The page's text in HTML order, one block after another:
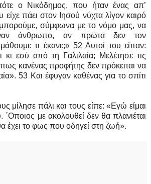
ο Νικόδημος, που ήταν ένας απ’
είχε πάει στον Ιησού νύχτα λίγον καιρό
σύμφωνα με το νόμο μας, να
έναν άνθρωπο, αν πρώτα δεν τον
τι έκανε;» 52 Αυτοί του είπαν:
εσύ από τη Γαλιλαία; Μελέτησε τις
κανένας προφήτης δεν πρόκειται να
53 Και έφυγαν καθένας για το σπίτι
μίλησε πάλι και τους είπε: «Εγώ είμαι
με ακολουθεί δεν θα πλανιέται
έχει το φως που οδηγεί στη ζωή».